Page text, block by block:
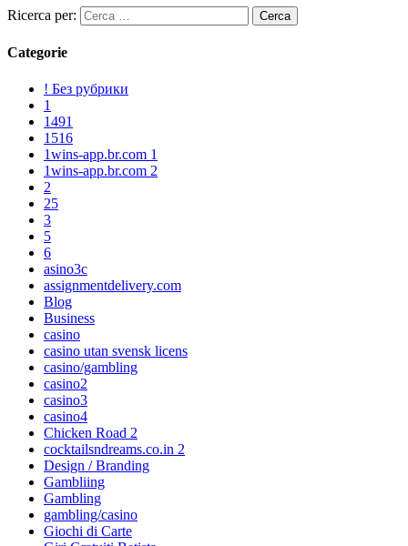
Ricerca per:
Categorie
! Без рубрики
1
1491
1516
1wins-app.br.com 1
1wins-app.br.com 2
2
25
3
5
6
asino3c
assignmentdelivery.com
Blog
Business
casino
casino utan svensk licens
casino/gambling
casino2
casino3
casino4
Chicken Road 2
cocktailsndreams.co.in 2
Design / Branding
Gambliing
Gambling
gambling/casino
Giochi di Carte